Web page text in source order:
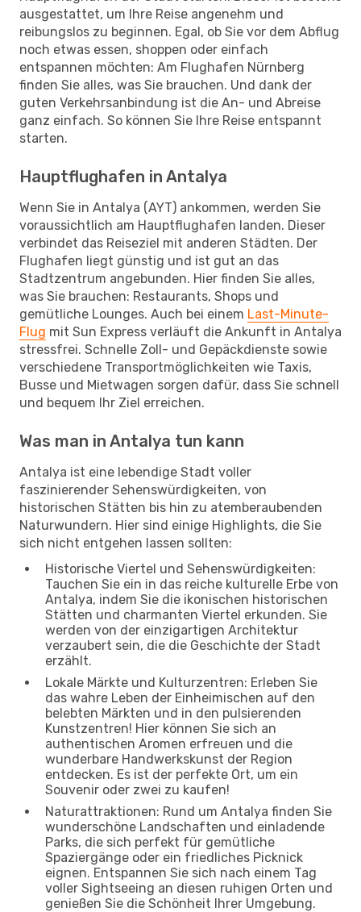
ausgestattet, um Ihre Reise angenehm und
reibungslos zu beginnen. Egal, ob Sie vor dem Abflug
noch etwas essen, shoppen oder einfach
entspannen möchten: Am Flughafen Nürnberg
finden Sie alles, was Sie brauchen. Und dank der
guten Verkehrsanbindung ist die An- und Abreise
ganz einfach. So können Sie Ihre Reise entspannt
starten.
Hauptflughafen in Antalya
Wenn Sie in Antalya (AYT) ankommen, werden Sie
voraussichtlich am Hauptflughafen landen. Dieser
verbindet das Reiseziel mit anderen Städten. Der
Flughafen liegt günstig und ist gut an das
Stadtzentrum angebunden. Hier finden Sie alles,
was Sie brauchen: Restaurants, Shops und
gemütliche Lounges. Auch bei einem Last-Minute-
Flug mit Sun Express verläuft die Ankunft in Antalya
stressfrei. Schnelle Zoll- und Gepäckdienste sowie
verschiedene Transportmöglichkeiten wie Taxis,
Busse und Mietwagen sorgen dafür, dass Sie schnell
und bequem Ihr Ziel erreichen.
Was man in Antalya tun kann
Antalya ist eine lebendige Stadt voller
faszinierender Sehenswürdigkeiten, von
historischen Stätten bis hin zu atemberaubenden
Naturwundern. Hier sind einige Highlights, die Sie
sich nicht entgehen lassen sollten:
Historische Viertel und Sehenswürdigkeiten:
Tauchen Sie ein in das reiche kulturelle Erbe von
Antalya, indem Sie die ikonischen historischen
Stätten und charmanten Viertel erkunden. Sie
werden von der einzigartigen Architektur
verzaubert sein, die die Geschichte der Stadt
erzählt.
Lokale Märkte und Kulturzentren: Erleben Sie
das wahre Leben der Einheimischen auf den
belebten Märkten und in den pulsierenden
Kunstzentren! Hier können Sie sich an
authentischen Aromen erfreuen und die
wunderbare Handwerkskunst der Region
entdecken. Es ist der perfekte Ort, um ein
Souvenir oder zwei zu kaufen!
Naturattraktionen: Rund um Antalya finden Sie
wunderschöne Landschaften und einladende
Parks, die sich perfekt für gemütliche
Spaziergänge oder ein friedliches Picknick
eignen. Entspannen Sie sich nach einem Tag
voller Sightseeing an diesen ruhigen Orten und
genießen Sie die Schönheit Ihrer Umgebung.